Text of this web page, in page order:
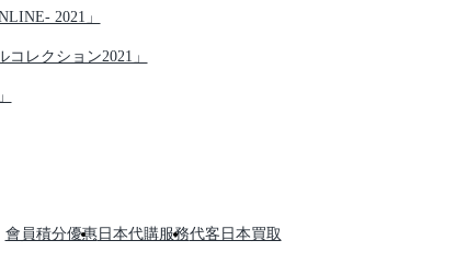
2021」
レクション2021」
會員積分優惠日本代購服務代客日本買取